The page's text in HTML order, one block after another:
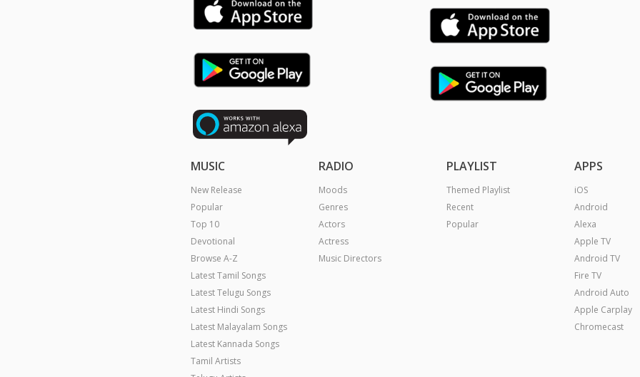
MUSIC
New Release
Popular
Top 10
Devotional
Browse A-Z
Latest Tamil Songs
Latest Telugu Songs
Latest Hindi Songs
Latest Malayalam Songs
Latest Kannada Songs
Tamil Artists
RADIO
Moods
Genres
Actors
Actress
Music Directors
PLAYLIST
Themed Playlist
Recent
Popular
APPS
iOS
Android
Alexa
Apple TV
Android TV
Fire TV
Android Auto
Apple Carplay
Chromecast